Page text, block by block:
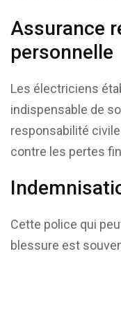
Assurance
personnelle
Les électriciens
indispensable de
responsabilité
contre les pertes
Cette police qui
blessure est